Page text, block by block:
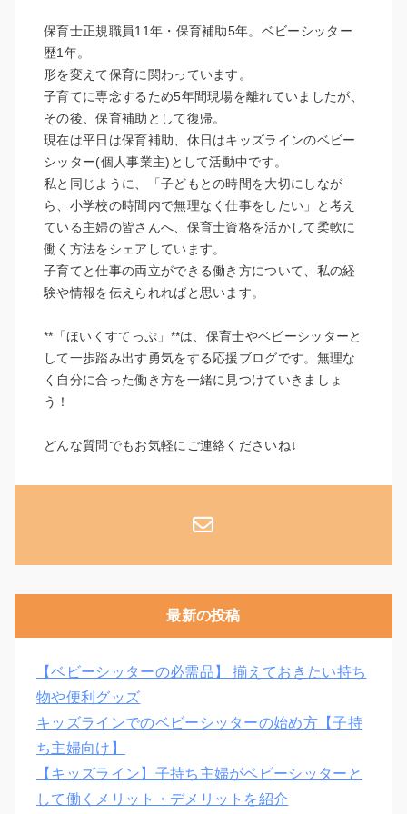
保育士正規職員11年・保育補助5年。ベビーシッター
歴1年。
形を変えて保育に関わっています。
子育てに専念するため5年間現場を離れていましたが、
その後、保育補助として復帰。
現在は平日は保育補助、休日はキッズラインのベビー
シッター(個人事業主)として活動中です。
私と同じように、「子どもとの時間を大切にしなが
ら、小学校の時間内で無理なく仕事をしたい」と考え
ている主婦の皆さんへ、保育士資格を活かして柔軟に
働く方法をシェアしています。
子育てと仕事の両立ができる働き方について、私の経
験や情報を伝えられればと思います。
**「ほいくすてっぷ」**は、保育士やベビーシッターと
して一歩踏み出す勇気をする応援ブログです。無理な
く自分に合った働き方を一緒に見つけていきましょ
う！
どんな質問でもお気軽にご連絡くださいね↓
最新の投稿
【ベビーシッターの必需品】 揃えておきたい持ち
物や便利グッズ
キッズラインでのベビーシッターの始め方【子持
ち主婦向け】
【キッズライン】子持ち主婦がベビーシッターと
して働くメリット・デメリットを紹介